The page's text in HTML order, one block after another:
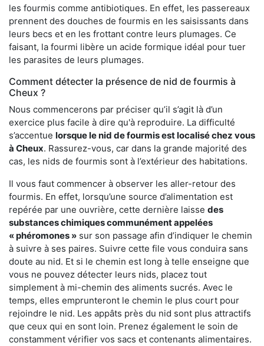
les fourmis comme antibiotiques. En effet, les passereaux
prennent des douches de fourmis en les saisissants dans
leurs becs et en les frottant contre leurs plumages. Ce
faisant, la fourmi libère un acide formique idéal pour tuer
les parasites de leurs plumages.
Comment détecter la présence de nid de fourmis à
Cheux ?
Nous commencerons par préciser qu’il s’agit là d’un
exercice plus facile à dire qu'à reproduire. La difficulté
s’accentue lorsque le nid de fourmis est localisé chez vous
à Cheux. Rassurez-vous, car dans la grande majorité des
cas, les nids de fourmis sont à l’extérieur des habitations.
Il vous faut commencer à observer les aller-retour des
fourmis. En effet, lorsqu’une source d’alimentation est
repérée par une ouvrière, cette dernière laisse des
substances chimiques communément appelées
« phéromones » sur son passage afin d’indiquer le chemin
à suivre à ses paires. Suivre cette file vous conduira sans
doute au nid. Et si le chemin est long à telle enseigne que
vous ne pouvez détecter leurs nids, placez tout
simplement à mi-chemin des aliments sucrés. Avec le
temps, elles emprunteront le chemin le plus court pour
rejoindre le nid. Les appâts près du nid sont plus attractifs
que ceux qui en sont loin. Prenez également le soin de
constamment vérifier vos sacs et contenants alimentaires.